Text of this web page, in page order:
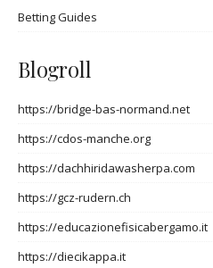
Betting Guides
Blogroll
https://bridge-bas-normand.net
https://cdos-manche.org
https://dachhiridawasherpa.com
https://gcz-rudern.ch
https://educazionefisicabergamo.it
https://diecikappa.it